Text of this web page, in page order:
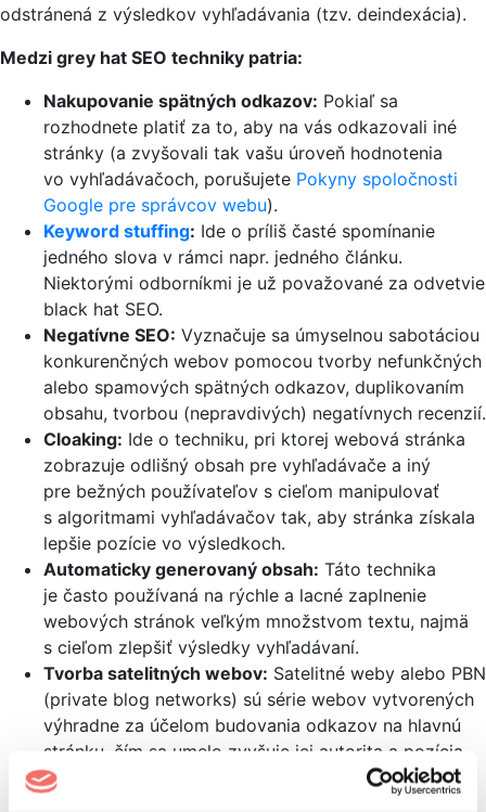
odstránená z výsledkov vyhľadávania (tzv. deindexácia).
Medzi grey hat SEO techniky patria:
Nakupovanie spätných odkazov: Pokiaľ sa
rozhodnete platiť za to, aby na vás odkazovali iné
stránky (a zvyšovali tak vašu úroveň hodnotenia
vo vyhľadávačoch, porušujete Pokyny spoločnosti
Google pre správcov webu).
Keyword stuffing: Ide o príliš časté spomínanie
jedného slova v rámci napr. jedného článku.
Niektorými odborníkmi je už považované za odvetvie
black hat SEO.
Negatívne SEO: Vyznačuje sa úmyselnou sabotáciou
konkurenčných webov pomocou tvorby nefunkčných
alebo spamových spätných odkazov, duplikovaním
obsahu, tvorbou (nepravdivých) negatívnych recenzií.
Cloaking: Ide o techniku, pri ktorej webová stránka
zobrazuje odlišný obsah pre vyhľadávače a iný
pre bežných používateľov s cieľom manipulovať
s algoritmami vyhľadávačov tak, aby stránka získala
lepšie pozície vo výsledkoch.
Automaticky generovaný obsah: Táto technika
je často používaná na rýchle a lacné zaplnenie
webových stránok veľkým množstvom textu, najmä
s cieľom zlepšiť výsledky vyhľadávaní.
Tvorba satelitných webov: Satelitné weby alebo PBN
(private blog networks) sú série webov vytvorených
výhradne za účelom budovania odkazov na hlavnú
stránku, čím sa umelo zvyšuje jej autorita a pozícia
vo vyhľadávaní.